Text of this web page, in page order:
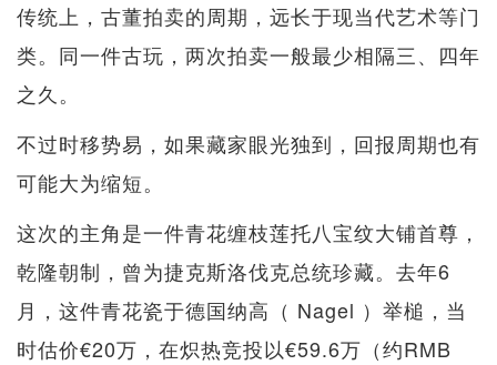
传统上，古董拍卖的周期，远长于现当代艺术等门
类。同一件古玩，两次拍卖一般最少相隔三、四年
之久。
不过时移势易，如果藏家眼光独到，回报周期也有
可能大为缩短。
这次的主角是一件青花缠枝莲托八宝纹大铺首尊，
乾隆朝制，曾为捷克斯洛伐克总统珍藏。去年6
月，这件青花瓷于德国纳高（ Nagel ）举槌，当
时估价€20万，在炽热竞投以€59.6万（约RMB